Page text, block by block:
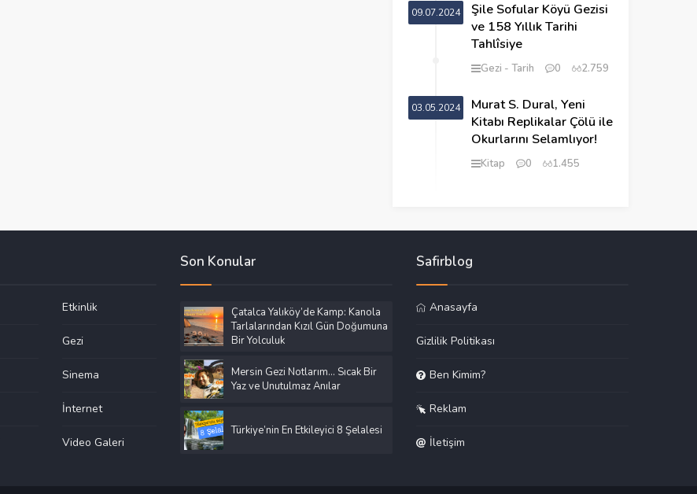
09.07.2024
Şile Sofular Köyü Gezisi
ve 158 Yıllık Tarihi
Tahlîsiye
Gezi Tarih 0 2.759
03.05.2024
Murat S. Dural, Yeni
Kitabı Replikalar Çölü ile
Okurlarını Selamlıyor!
Kitap 0 1.455
Etkinlik
Gezi
Sinema
İnternet
Video Galeri
Son Konular
Çatalca Yalıköy’de Kamp: Kanola
Tarlalarından Kızıl Gün Doğumuna
Bir Yolculuk
Mersin Gezi Notlarım… Sıcak Bir
Yaz ve Unutulmaz Anılar
Türkiye’nin En Etkileyici 8 Şelalesi
Safirblog
Anasayfa
Gizlilik Politikası
Ben Kimim?
Reklam
İletişim